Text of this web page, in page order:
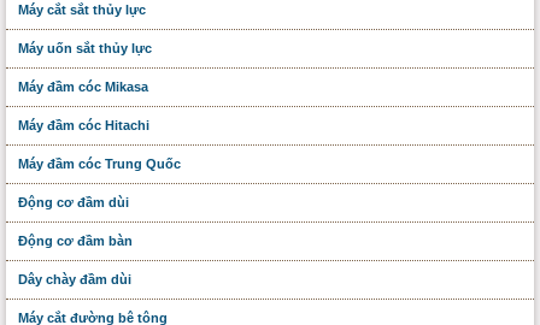
Máy cắt sắt thủy lực
Máy uốn sắt thủy lực
Máy đầm cóc Mikasa
Máy đầm cóc Hitachi
Máy đầm cóc Trung Quốc
Động cơ đầm dùi
Động cơ đầm bàn
Dây chày đầm dùi
Máy cắt đường bê tông